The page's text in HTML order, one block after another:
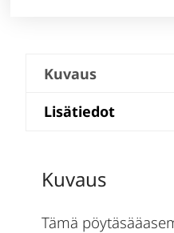
Kuvaus
Lisätiedot
Kuvaus
Tämä